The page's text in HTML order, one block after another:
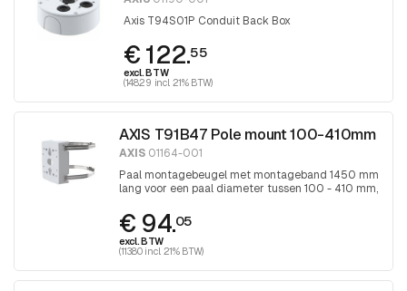
Axis T94S01P Conduit Back Box
€ 122.55
excl. BTW
(148.29 incl. 21% BTW)
AXIS T91B47 Pole mount 100-410mm
AXIS 01164-001
Paal montagebeugel met montageband 1450 mm
lang voor een paal diameter tussen 100 - 410 mm,
schroevendraaier
€ 94.05
excl. BTW
(113.80 incl. 21% BTW)